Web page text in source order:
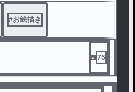
#お絵描き
75